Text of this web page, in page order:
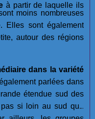
à partir de laquelle ils
moins nombreuses
Elles sont également
autour des régions
dans la variété
parlées dans
étendue sud des
pas si loin au sud que